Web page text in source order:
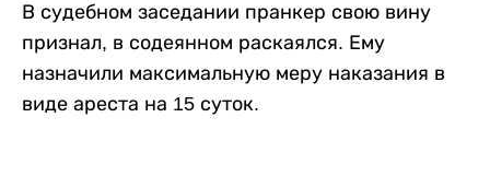
В судебном заседании пранкер свою вину
признал, в содеянном раскаялся. Ему
назначили максимальную меру наказания в
виде ареста на 15 суток.